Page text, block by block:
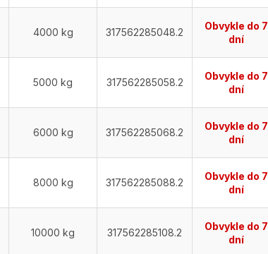
4000 kg 317562285048.2
Obvykle do 7
dní
5000 kg 317562285058.2
Obvykle do 7
dní
6000 kg 317562285068.2
Obvykle do 7
dní
8000 kg 317562285088.2
Obvykle do 7
dní
10000 kg 317562285108.2
Obvykle do 7
dní